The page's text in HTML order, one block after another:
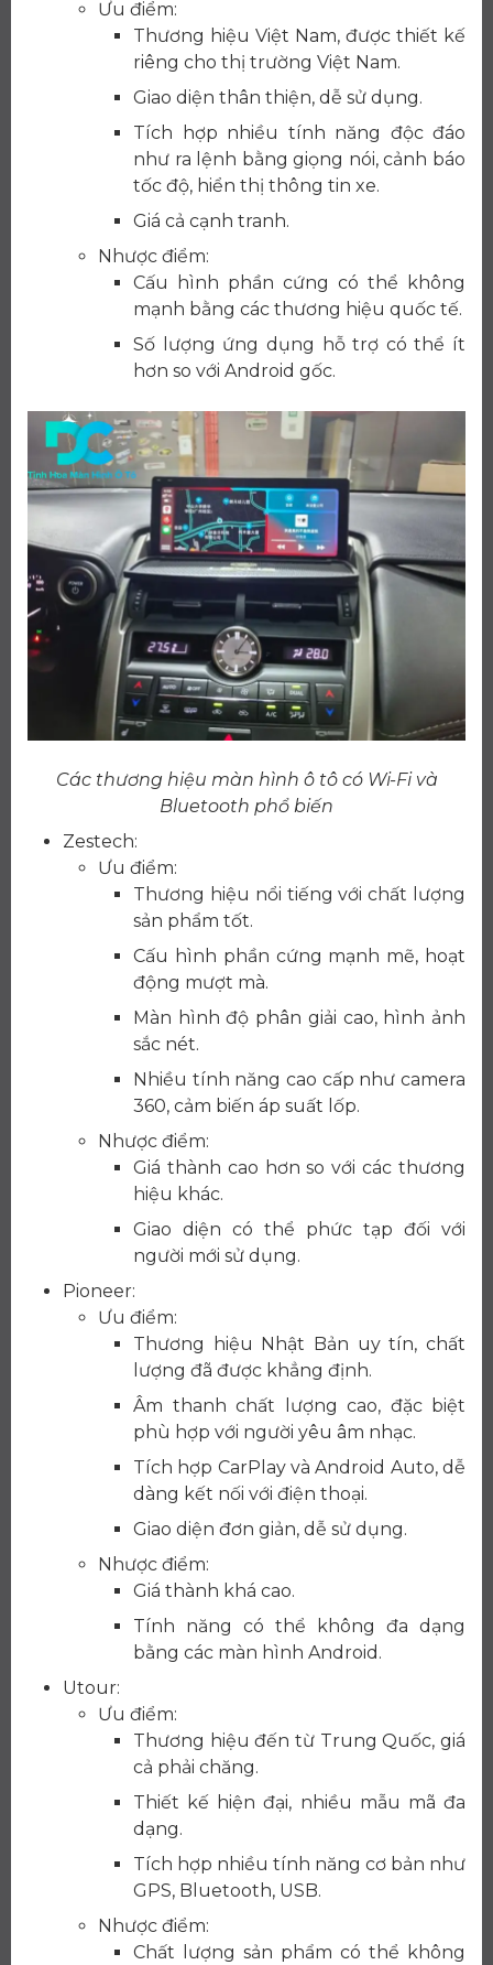
Ưu điểm:
Thương hiệu Việt Nam, được thiết kế
riêng cho thị trường Việt Nam.
Giao diện thân thiện, dễ sử dụng.
Tích hợp nhiều tính năng độc đáo
như ra lệnh bằng giọng nói, cảnh báo
tốc độ, hiển thị thông tin xe.
Giá cả cạnh tranh.
Nhược điểm:
Cấu hình phần cứng có thể không
mạnh bằng các thương hiệu quốc tế.
Số lượng ứng dụng hỗ trợ có thể ít
hơn so với Android gốc.
Các thương hiệu màn hình ô tô có Wi-Fi và
Bluetooth phổ biến
Zestech:
Ưu điểm:
Thương hiệu nổi tiếng với chất lượng
sản phẩm tốt.
Cấu hình phần cứng mạnh mẽ, hoạt
động mượt mà.
Màn hình độ phân giải cao, hình ảnh
sắc nét.
Nhiều tính năng cao cấp như camera
360, cảm biến áp suất lốp.
Nhược điểm:
Giá thành cao hơn so với các thương
hiệu khác.
Giao diện có thể phức tạp đối với
người mới sử dụng.
Pioneer:
Ưu điểm:
Thương hiệu Nhật Bản uy tín, chất
lượng đã được khẳng định.
Âm thanh chất lượng cao, đặc biệt
phù hợp với người yêu âm nhạc.
Tích hợp CarPlay và Android Auto, dễ
dàng kết nối với điện thoại.
Giao diện đơn giản, dễ sử dụng.
Nhược điểm:
Giá thành khá cao.
Tính năng có thể không đa dạng
bằng các màn hình Android.
Utour:
Ưu điểm:
Thương hiệu đến từ Trung Quốc, giá
cả phải chăng.
Thiết kế hiện đại, nhiều mẫu mã đa
dạng.
Tích hợp nhiều tính năng cơ bản như
GPS, Bluetooth, USB.
Nhược điểm:
Chất lượng sản phẩm có thể không